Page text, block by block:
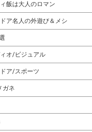
飯は大人のロマン
ア名人の外遊び＆メシ
オ/ビジュアル
ア/スポーツ
ガネ